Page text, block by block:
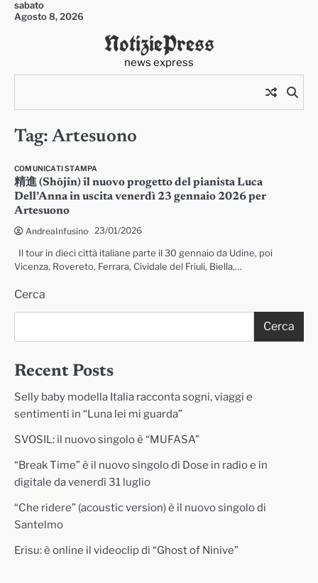
Skipsabato
Agosto 8, 2026
NotiziePress
news express
Tag:Artesuono
COMUNICATI STAMPA
精進 (Shōjin) il nuovo progetto del pianista Luca
Dell’Anna in uscita venerdì 23 gennaio 2026 per
Artesuono
AndreaInfusino 23/01/2026
Il tour in dieci città italiane parte il 30 gennaio da Udine, poi
Vicenza, Rovereto, Ferrara, Cividale del Friuli, Biella,…
Cerca
Cerca
Recent Posts
Selly baby modella Italia racconta sogni, viaggi e
sentimenti in “Luna lei mi guarda”
SVOSIL: il nuovo singolo è “MUFASA”
“Break Time” è il nuovo singolo di Dose in radio e in
digitale da venerdì 31 luglio
“Che ridere” (acoustic version) è il nuovo singolo di
Santelmo
Erisu: è online il videoclip di “Ghost of Ninive”